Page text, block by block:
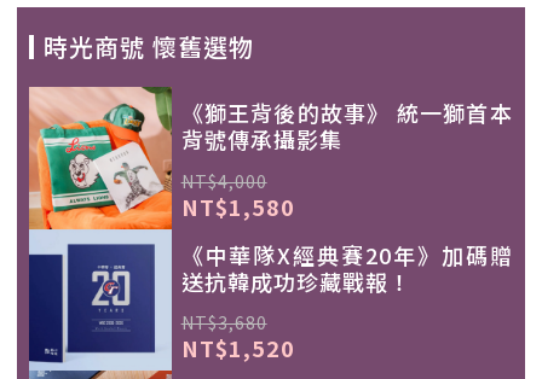
時光商號 懷舊選物
《獅王背後的故事》 統一獅首本
背號傳承攝影集
NT$4,000
NT$1,580
《中華隊X經典賽20年》加碼贈
送抗韓成功珍藏戰報！
NT$3,680
NT$1,520